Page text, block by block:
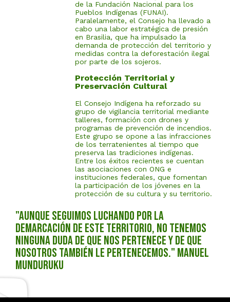
de la Fundación Nacional para los
Pueblos Indígenas (FUNAI).
Paralelamente, el Consejo ha llevado a
cabo una labor estratégica de presión
en Brasilia, que ha impulsado la
demanda de protección del territorio y
medidas contra la deforestación ilegal
por parte de los sojeros.
Protección Territorial y
Preservación Cultural
El Consejo Indígena ha reforzado su
grupo de vigilancia territorial mediante
talleres, formación con drones y
programas de prevención de incendios.
Este grupo se opone a las infracciones
de los terratenientes al tiempo que
preserva las tradiciones indígenas.
Entre los éxitos recientes se cuentan
las asociaciones con ONG e
instituciones federales, que fomentan
la participación de los jóvenes en la
protección de su cultura y su territorio.
"Aunque seguimos luchando por la
demarcación de este territorio, no tenemos
ninguna duda de que nos pertenece y de que
nosotros también le pertenecemos." Manuel
Munduruku